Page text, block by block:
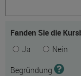
Fanden Sie die
Ja
Nein
Begründung